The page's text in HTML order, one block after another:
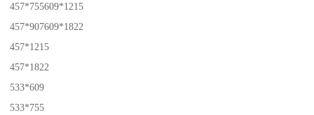
457*755609*1215
457*907609*1822
457*1215
457*1822
533*609
533*755